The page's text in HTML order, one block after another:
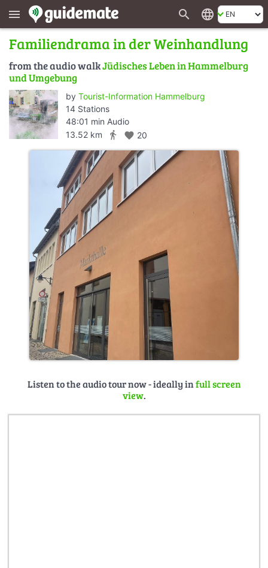
menu search language
Familiendrama in der Weinhandlung
from the audio walkJüdisches Leben in Hammelburg
und Umgebung
by Tourist-Information Hammelburg
14 Stations
48:01 min Audio
13.52 km
directions_walk favorite 20
Listen to the audio tour now - ideally infull screen
view.